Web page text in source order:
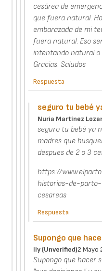
cesárea de
que fuera natural.
embarazada de mi
fuera natural. Eso
intentando natural o
Gracias. Saludos
Respuesta
seguro tu bebé
Nuria Martínez
seguro tu bebé ya
madres que
despues de 2 o 3
https://
historias-de-
cesareas
Respuesta
Supongo que
Ily (unverified)2 Mayo
Supongo que hacer